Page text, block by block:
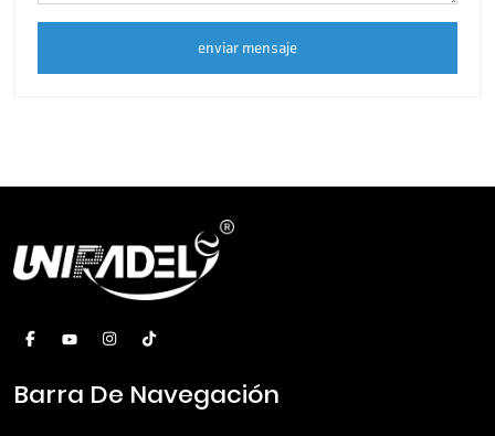
enviar mensaje
Barra De Navegación